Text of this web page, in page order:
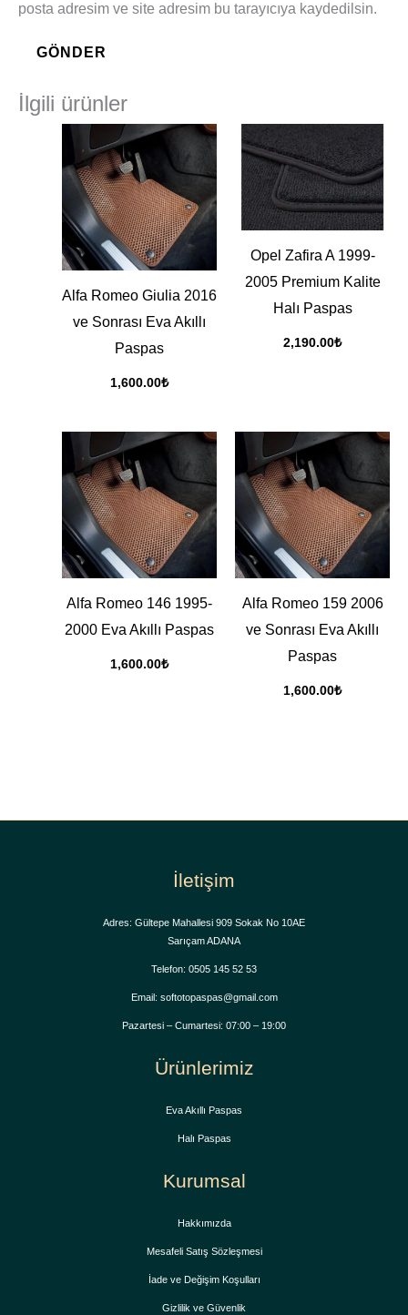
posta adresim ve site adresim bu tarayıcıya kaydedilsin.
İlgili ürünler
Alfa Romeo Giulia 2016
ve Sonrası Eva Akıllı
Paspas
1,600.00₺
Opel Zafira A 1999-
2005 Premium Kalite
Halı Paspas
2,190.00₺
Alfa Romeo 146 1995-
2000 Eva Akıllı Paspas
1,600.00₺
Alfa Romeo 159 2006
ve Sonrası Eva Akıllı
Paspas
1,600.00₺
İletişim
Adres: Gültepe Mahallesi 909 Sokak No 10AE
Sarıçam ADANA
Telefon: 0505 145 52 53
Email: softotopaspas@gmail.com
Pazartesi – Cumartesi: 07:00 – 19:00
Ürünlerimiz
Eva Akıllı Paspas
Halı Paspas
Kurumsal
Hakkımızda
Mesafeli Satış Sözleşmesi
İade ve Değişim Koşulları
Gizlilik ve Güvenlik